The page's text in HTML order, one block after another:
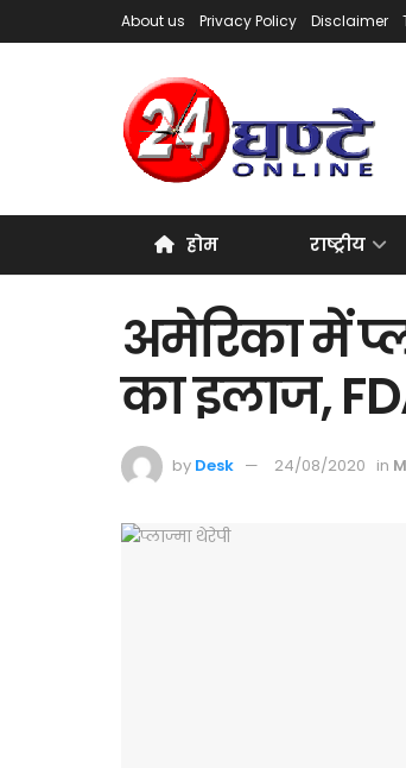
About us Privacy Policy Disclaimer
होम राष्ट्रीय
अमेरिका में
का इलाज,
by Desk 24/08/2020 in